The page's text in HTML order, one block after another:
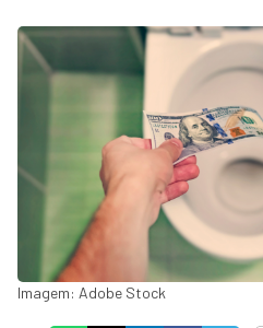
Imagem: Adobe Stock